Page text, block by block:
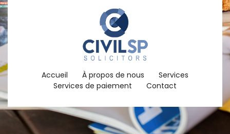
Accueil À propos de nous
Services
Services de paiement
Contact